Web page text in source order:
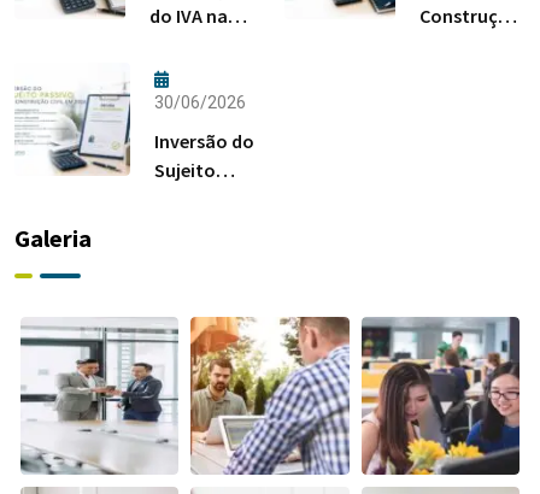
do IVA na
Quem Pode
Pedir?
Construção:
30/06/2026
Inversão do
Sujeito
Galeria